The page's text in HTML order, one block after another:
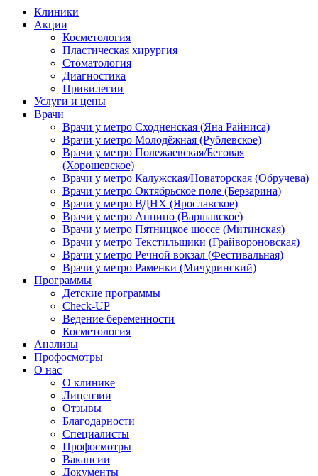
Клиники
Акции
Косметология
Пластическая хирургия
Стоматология
Диагностика
Привилегии
Услуги и цены
Врачи
Врачи у метро Сходненская (Яна Райниса)
Врачи у метро Молодёжная (Рублевское)
Врачи у метро Полежаевская/Беговая
(Хорошевское)
Врачи у метро Калужская/Новаторская (Обручева)
Врачи у метро Октябрьское поле (Берзарина)
Врачи у метро ВДНХ (Ярославское)
Врачи у метро Аннино (Варшавское)
Врачи у метро Пятницкое шоссе (Митинская)
Врачи у метро Текстильщики (Грайвороновская)
Врачи у метро Речной вокзал (Фестивальная)
Врачи у метро Раменки (Мичуринский)
Программы
Детские программы
Check-UP
Ведение беременности
Косметология
Анализы
Профосмотры
О нас
О клинике
Лицензии
Отзывы
Благодарности
Специалисты
Профосмотры
Вакансии
Документы